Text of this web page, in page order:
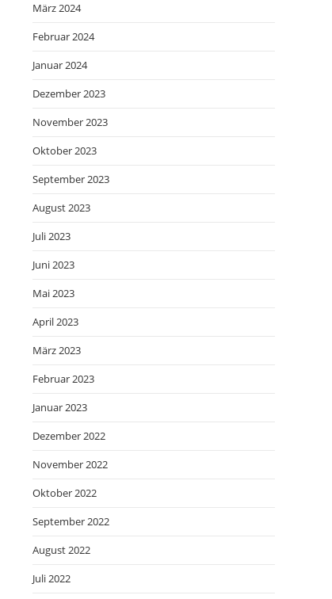
März 2024
Februar 2024
Januar 2024
Dezember 2023
November 2023
Oktober 2023
September 2023
August 2023
Juli 2023
Juni 2023
Mai 2023
April 2023
März 2023
Februar 2023
Januar 2023
Dezember 2022
November 2022
Oktober 2022
September 2022
August 2022
Juli 2022